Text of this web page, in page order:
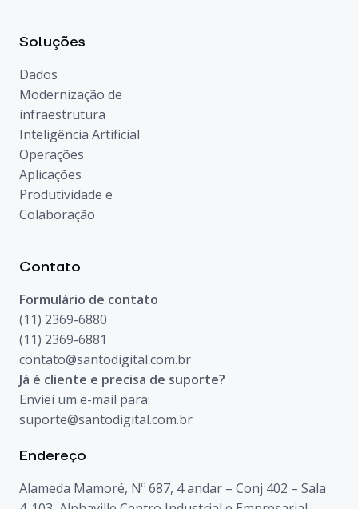
Soluções
Dados
Modernização de
infraestrutura
Inteligência Artificial
Operações
Aplicações
Produtividade e
Colaboração
Contato
Formulário de contato
(11) 2369-6880
(11) 2369-6881
contato@santodigital.com.br
Já é cliente e precisa de suporte?
Enviei um e-mail para:
suporte@santodigital.com.br
Endereço
Alameda Mamoré, Nº 687, 4 andar – Conj 402 – Sala